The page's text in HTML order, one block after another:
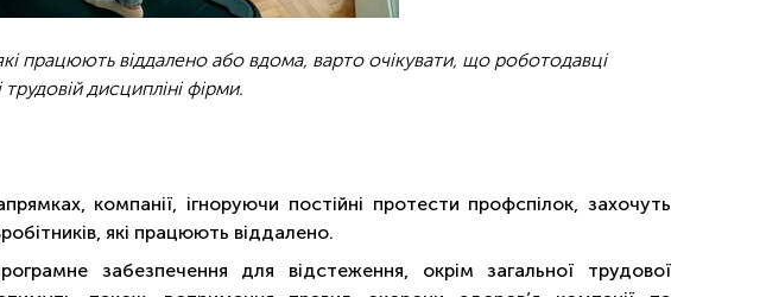
працюють віддалено або вдома, варто очікувати, що роботодавці
дисципліні фірми.
компанії, ігноруючи постійні протести профспілок, захочуть
які працюють віддалено.
забезпечення для відстеження, окрім загальної трудової